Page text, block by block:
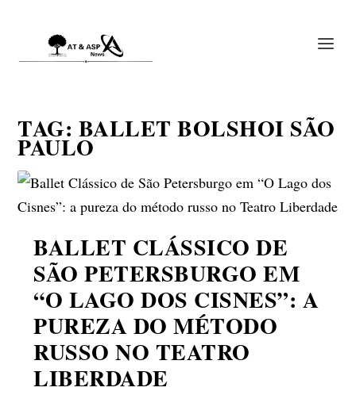
TAG: BALLET BOLSHOI SÃO
PAULO
BALLET CLÁSSICO DE
SÃO PETERSBURGO EM
“O LAGO DOS CISNES”: A
PUREZA DO MÉTODO
RUSSO NO TEATRO
LIBERDADE